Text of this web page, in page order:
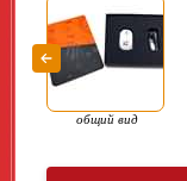
общий вид